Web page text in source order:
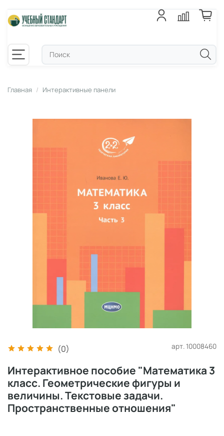
Главная Интерактивные панели
(0) арт. 10008460
Интерактивное пособие "Математика 3
класс. Геометрические фигуры и
величины. Текстовые задачи.
Пространственные отношения"